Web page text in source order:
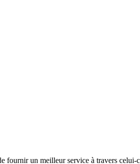
fournir un meilleur service à travers celui-